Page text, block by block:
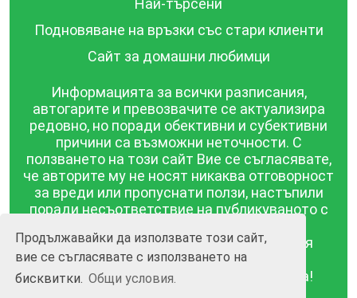
Продължавайки да използвате този сайт,
вие се съгласявате с използването на
бисквитки. Общи условия.
Най-търсени
Подновяване на връзки със стари клиенти
Сайт за домашни любимци
Информацията за всички разписания,
автогарите и превозвачите се актуализира
редовно, но поради обективни и субективни
причини са възможни неточности. С
ползването на този сайт Вие се съгласявате,
че авторите му не носят никаква отговорност
за вреди или пропуснати ползи, настъпили
поради несъответствие на публикуваното с
публикувана в този сайт се предоставя
такава каквато е, без гаранция за
съответствието ѝ с действителността!